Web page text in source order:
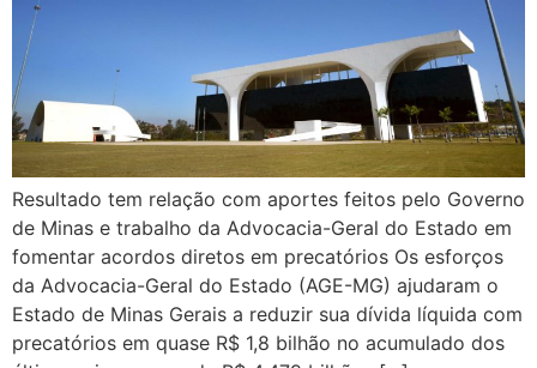
Resultado tem relação com aportes feitos pelo Governo
de Minas e trabalho da Advocacia-Geral do Estado em
fomentar acordos diretos em precatórios Os esforços
da Advocacia-Geral do Estado (AGE-MG) ajudaram o
Estado de Minas Gerais a reduzir sua dívida líquida com
precatórios em quase R$ 1,8 bilhão no acumulado dos